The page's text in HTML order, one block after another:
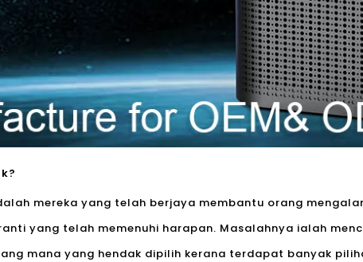
mereka yang telah berjaya membantu orang
yang telah memenuhi harapan. Masalahnya ialah
mana yang hendak dipilih kerana terdapat banyak